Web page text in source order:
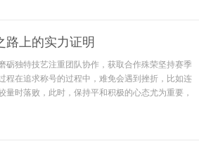
路上的实力证明
砺独特技艺注重团队协作，获取合作殊荣坚持赛季
程在追求称号的过程中，难免会遇到挫折，比如连
时落败，此时，保持平和积极的心态尤为重要，